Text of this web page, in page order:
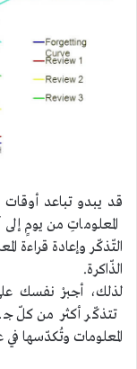
قد يبدو تباعد
المعلوماتِ من يومٍ
التّذكّر وإعادة قراءة
الذّاكرة.
لذلك، أجبرْ نفسك
تتذكّر أكثر من كلّ
المعلومات وتُكدّسها